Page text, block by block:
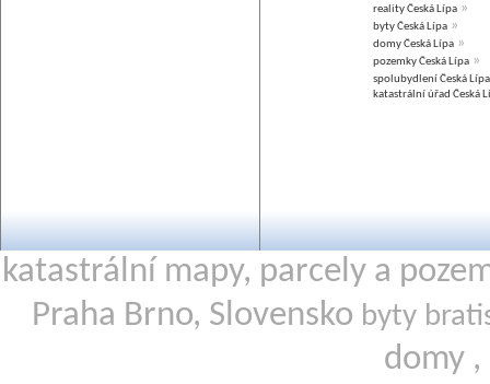
reality Česká Lípa »
byty Česká Lípa »
domy Česká Lípa »
pozemky Česká Lípa »
spolubydlení Česká Lípa
katastrální úřad Česká
katastrální mapy, parcely a
Praha Brno, Slovensko byty
domy ,